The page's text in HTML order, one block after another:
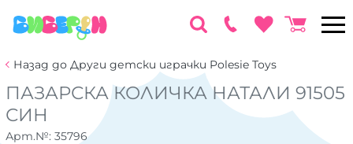
Назад до Други детски играчки Polesie Toys
ПАЗАРСКА КОЛИЧКА НАТАЛИ 91505
СИН
Арт.№: 35796